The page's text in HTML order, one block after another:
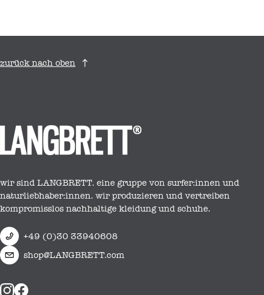
zurück nach oben
wir sind LANGBRETT. eine gruppe von surfer:innen und
naturliebhaber:innen. wir produzieren und vertreiben
kompromisslos nachhaltige kleidung und schuhe.
+49 (0)30 33940608
shop@LANGBRETT.com